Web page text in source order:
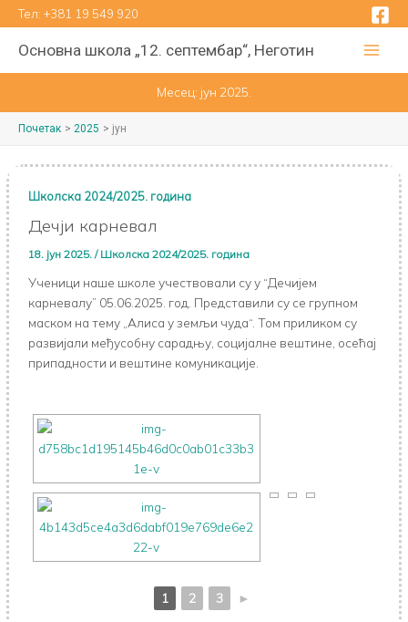
Пређи
на
садржај
Тел: +381 19 549 920
Основна школа „12. септембар“, Неготин
Месец: јун 2025.
Почетак 2025 јун
Школска 2024/2025. година
Дечји карневал
18. јун 2025. / Школска 2024/2025. година
Ученици наше школе учествовали су у “Дечијем
карневалу” 05.06.2025. год. Представили су се групном
маском на тему „Алиса у земљи чуда“. Том приликом су
развијали међусобну сарадњу, социјалне вештине, осећај
припадности и вештине комуникације.
1 2 3 ►